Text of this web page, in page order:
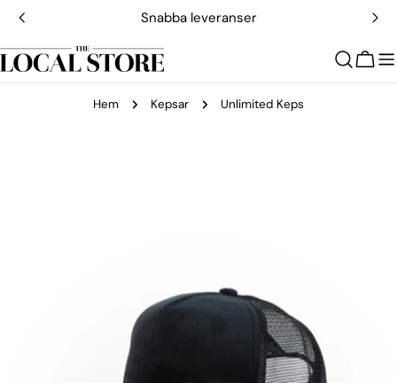
Hoppa
innehållet
Snabba leveranser
Vagn
Hem Kepsar Unlimited Keps